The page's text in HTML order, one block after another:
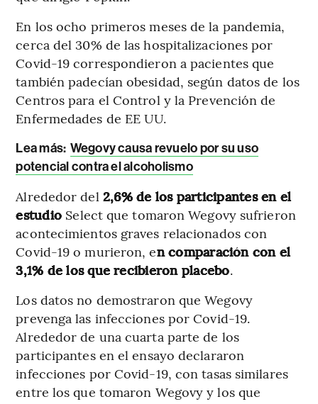
En los ocho primeros meses de la pandemia,
cerca del 30% de las hospitalizaciones por
Covid-19 correspondieron a pacientes que
también padecían obesidad, según datos de los
Centros para el Control y la Prevención de
Enfermedades de EE UU.
Lea más: Wegovy causa revuelo por su uso
potencial contra el alcoholismo
Alrededor del 2,6% de los participantes en el
estudio Select que tomaron Wegovy sufrieron
acontecimientos graves relacionados con
Covid-19 o murieron, en comparación con el
3,1% de los que recibieron placebo.
Los datos no demostraron que Wegovy
prevenga las infecciones por Covid-19.
Alrededor de una cuarta parte de los
participantes en el ensayo declararon
infecciones por Covid-19, con tasas similares
entre los que tomaron Wegovy y los que